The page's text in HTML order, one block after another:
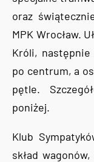
oraz
MPK Wrocław.
Króli,
po centrum, a
pętle.
poniżej.
Klub
skład